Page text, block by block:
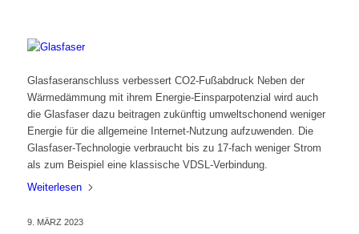
Glasfaseranschluss verbessert CO2-Fußabdruck Neben der
Wärmedämmung mit ihrem Energie-Einsparpotenzial wird auch
die Glasfaser dazu beitragen zukünftig umweltschonend weniger
Energie für die allgemeine Internet-Nutzung aufzuwenden. Die
Glasfaser-Technologie verbraucht bis zu 17-fach weniger Strom
als zum Beispiel eine klassische VDSL-Verbindung.
Weiterlesen
9. MÄRZ 2023